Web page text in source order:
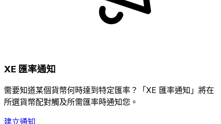
XE 匯率通知
需要知道某個貨幣何時達到特定匯率？「XE 匯率通知」將在
所選貨幣配對觸及所需匯率時通知您。
建立通知